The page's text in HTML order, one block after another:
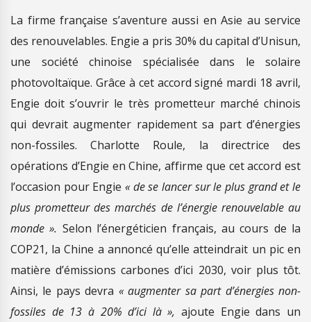
La firme française s’aventure aussi en Asie au service
des renouvelables. Engie a pris 30% du capital d’Unisun,
une société chinoise spécialisée dans le solaire
photovoltaïque. Grâce à cet accord signé mardi 18 avril,
Engie doit s’ouvrir le très prometteur marché chinois
qui devrait augmenter rapidement sa part d’énergies
non-fossiles. Charlotte Roule, la directrice des
opérations d’Engie en Chine, affirme que cet accord est
l’occasion pour Engie « de se lancer sur le plus grand et le
plus prometteur des marchés de l’énergie renouvelable au
monde ». Selon l’énergéticien français, au cours de la
COP21, la Chine a annoncé qu’elle atteindrait un pic en
matière d’émissions carbones d’ici 2030, voir plus tôt.
Ainsi, le pays devra « augmenter sa part d’énergies non-
fossiles de 13 à 20% d’ici là », ajoute Engie dans un